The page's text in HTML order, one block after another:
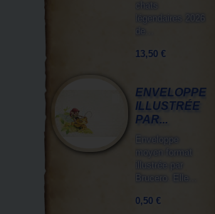
chats
légendaires 2026
de...
13,50 €
ENVELOPPE
ILLUSTRÉE
PAR...
Enveloppe
moyen format
illustrée par
Brucero. Elle...
0,50 €